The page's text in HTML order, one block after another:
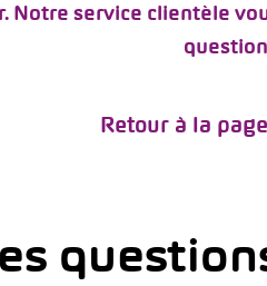
Notre service clientèle
Retour à la